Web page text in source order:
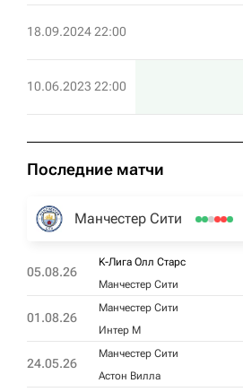
18.09.2024 22:00
10.06.2023 22:00
Последние матчи
Манчестер Сити
05.08.26
K-Лига Олл Старс
Манчестер Сити
01.08.26
Манчестер Сити
Интер М
24.05.26
Манчестер Сити
Астон Вилла